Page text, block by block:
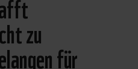
zu
für